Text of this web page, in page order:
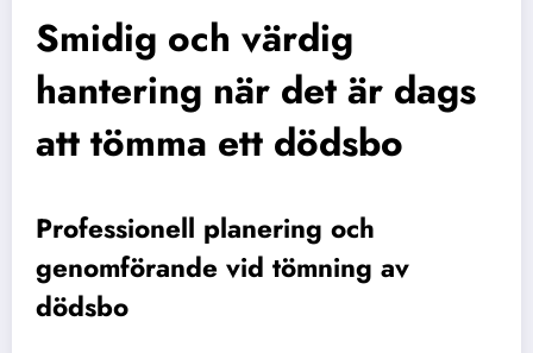
Smidig och värdig
hantering när det är dags
att tömma ett dödsbo
Professionell planering och
genomförande vid tömning av
dödsbo